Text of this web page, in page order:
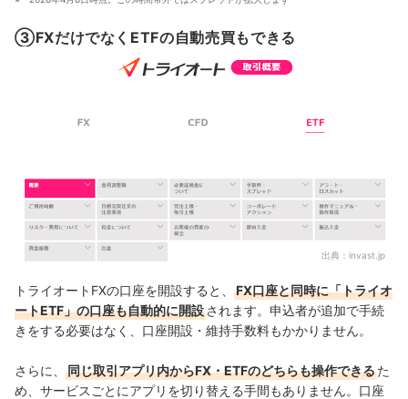
③FXだけでなくETFの自動売買もできる
出典： invast.jp
トライオートFXの口座を開設すると、
FX口座と同時に「トライオ
ートETF」の口座も自動的に開設されます。申込者が追加で手続
きをする必要はなく、口座開設・維持手数料もかかりません。
さらに、 同じ取引アプリ内からFX・ETFのどちらも操作できるた
め、サービスごとにアプリを切り替える手間もありません。口座